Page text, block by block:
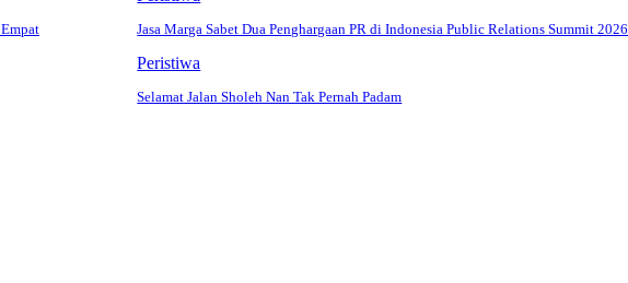
Jasa Marga Sabet Dua Penghargaan PR di Indonesia Public Relations Summit 2026
Peristiwa
Selamat Jalan Sholeh Nan Tak Pernah Padam